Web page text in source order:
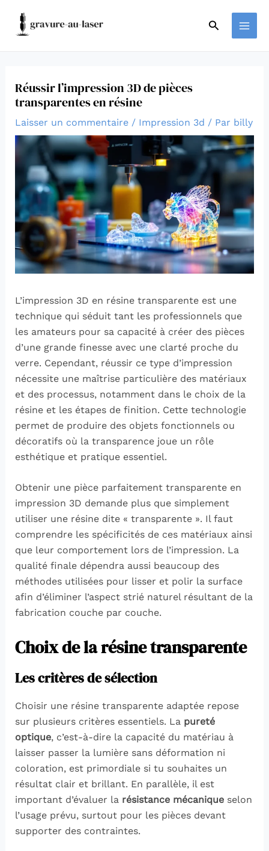
contenu
Rechercher
Réussir l’impression 3D de pièces
transparentes en résine
Laisser un commentaire / Impression 3d / Par billy
L’impression 3D en résine transparente est une
technique qui séduit tant les professionnels que
les amateurs pour sa capacité à créer des pièces
d’une grande finesse avec une clarté proche du
verre. Cependant, réussir ce type d’impression
nécessite une maîtrise particulière des matériaux
et des processus, notamment dans le choix de la
résine et les étapes de finition. Cette technologie
permet de produire des objets fonctionnels ou
décoratifs où la transparence joue un rôle
esthétique et pratique essentiel.
Obtenir une pièce parfaitement transparente en
impression 3D demande plus que simplement
utiliser une résine dite « transparente ». Il faut
comprendre les spécificités de ces matériaux ainsi
que leur comportement lors de l’impression. La
qualité finale dépendra aussi beaucoup des
méthodes utilisées pour lisser et polir la surface
afin d’éliminer l’aspect strié naturel résultant de la
fabrication couche par couche.
Choix de la résine transparente
Les critères de sélection
Choisir une résine transparente adaptée repose
sur plusieurs critères essentiels. La pureté
optique, c’est-à-dire la capacité du matériau à
laisser passer la lumière sans déformation ni
coloration, est primordiale si tu souhaites un
résultat clair et brillant. En parallèle, il est
important d’évaluer la résistance mécaniqueselon
l’usage prévu, surtout pour les pièces devant
supporter des contraintes.
des
articles